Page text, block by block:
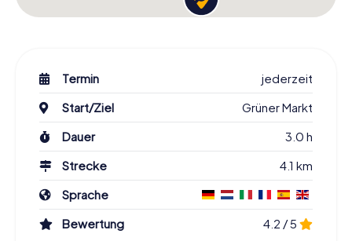
Termin
jederzeit
Start/Ziel
Grüner Markt
Dauer
3.0 h
Strecke
4.1 km
Sprache
Bewertung
4.2 / 5